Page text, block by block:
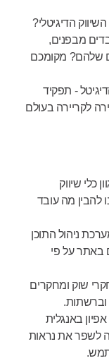
הדיגיטלי?
מבפנים,
שלהם? מקומכם
- תפקיד
לקריירה בעולם
כלי שיווק
להבין מה עובד
ניהול התוכן
באתר על פי
שוק ומחקרים
וברשתות.
באנגלית
לשפר את נראות